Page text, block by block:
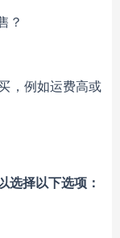
？
，例如运费高或
选择以下选项：